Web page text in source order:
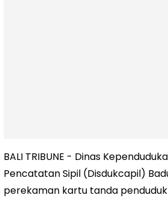
BALI TRIBUNE - Dinas
Pencatatan Sipil (Disdukcapil)
perekaman kartu tanda